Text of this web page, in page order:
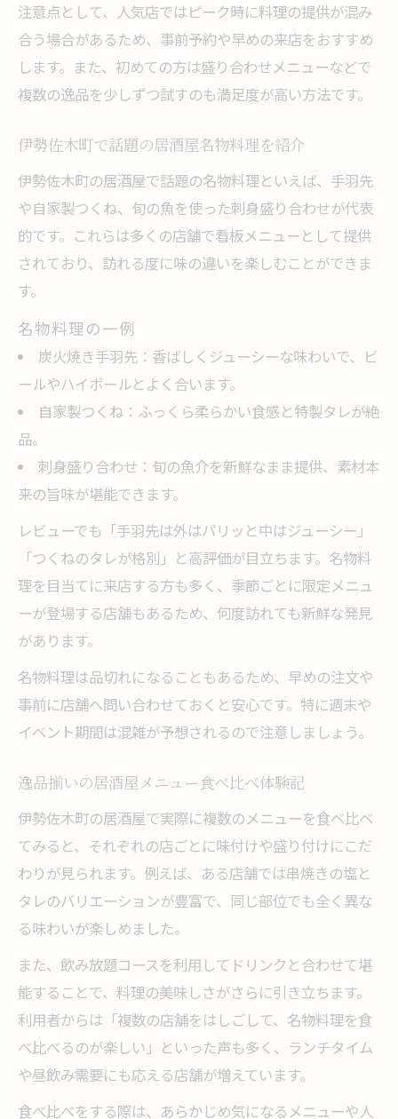
注意点として、人気店ではピーク時に料理の提供が混み
合う場合があるため、事前予約や早めの来店をおすすめ
します。また、初めての方は盛り合わせメニューなどで
複数の逸品を少しずつ試すのも満足度が高い方法です。
伊勢佐木町で話題の居酒屋名物料理を紹介
伊勢佐木町の居酒屋で話題の名物料理といえば、手羽先
や自家製つくね、旬の魚を使った刺身盛り合わせが代表
的です。これらは多くの店舗で看板メニューとして提供
されており、訪れる度に味の違いを楽しむことができま
す。
名物料理の一例
炭火焼き手羽先：香ばしくジューシーな味わいで、ビ
ールやハイボールとよく合います。
自家製つくね：ふっくら柔らかい食感と特製タレが絶
品。
刺身盛り合わせ：旬の魚介を新鮮なまま提供、素材本
来の旨味が堪能できます。
レビューでも「手羽先は外はパリッと中はジューシー」
「つくねのタレが格別」と高評価が目立ちます。名物料
理を目当てに来店する方も多く、季節ごとに限定メニュ
ーが登場する店舗もあるため、何度訪れても新鮮な発見
があります。
名物料理は品切れになることもあるため、早めの注文や
事前に店舗へ問い合わせておくと安心です。特に週末や
イベント期間は混雑が予想されるので注意しましょう。
逸品揃いの居酒屋メニュー食べ比べ体験記
伊勢佐木町の居酒屋で実際に複数のメニューを食べ比べ
てみると、それぞれの店ごとに味付けや盛り付けにこだ
わりが見られます。例えば、ある店舗では串焼きの塩と
タレのバリエーションが豊富で、同じ部位でも全く異な
る味わいが楽しめました。
また、飲み放題コースを利用してドリンクと合わせて堪
能することで、料理の美味しさがさらに引き立ちます。
利用者からは「複数の店舗をはしごして、名物料理を食
べ比べるのが楽しい」といった声も多く、ランチタイム
や昼飲み需要にも応える店舗が増えています。
食べ比べをする際は、あらかじめ気になるメニューや人